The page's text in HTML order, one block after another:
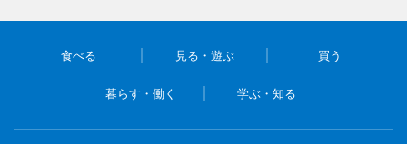
食べる 見る・遊ぶ 買う
暮らす・働く 学ぶ・知る